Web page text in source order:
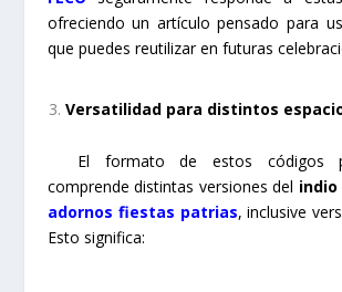
ofreciendo un artículo pensado para
que puedes reutilizar en futuras
Versatilidad para distintos
El formato de estos códigos
comprende distintas versiones del indio
adornos fiestas patrias, inclusive
Esto significa: